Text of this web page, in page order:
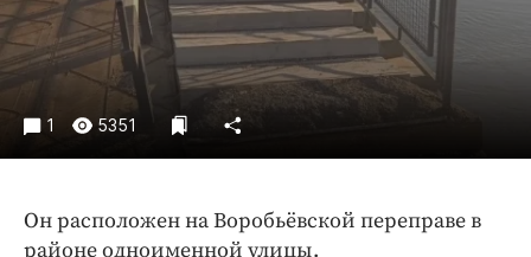
Экономика и бизнес
ПРОЕКТЫ
Блоги
Интересное чтиво
1 5351
Он расположен на Воробьёвской переправе в
районе одноименной улицы.